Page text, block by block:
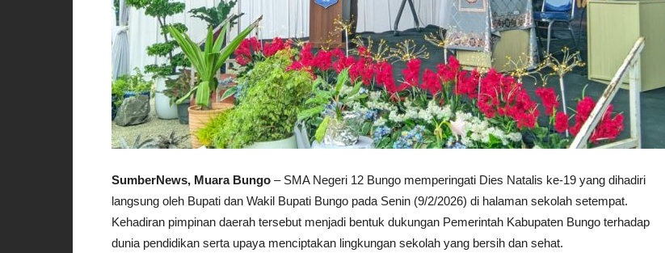
SumberNews, Muara Bungo – SMA Negeri 12 Bungo memperingati Dies Natalis ke-19 yang dihadiri
langsung oleh Bupati dan Wakil Bupati Bungo pada Senin (9/2/2026) di halaman sekolah setempat.
Kehadiran pimpinan daerah tersebut menjadi bentuk dukungan Pemerintah Kabupaten Bungo terhadap
dunia pendidikan serta upaya menciptakan lingkungan sekolah yang bersih dan sehat.